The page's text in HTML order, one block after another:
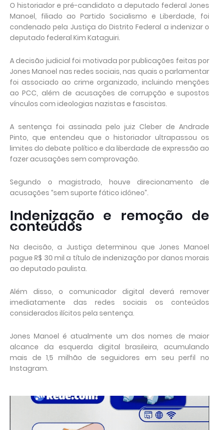
O historiador e pré-candidato a deputado federal Jones
Manoel, filiado aoPartido Socialismo e Liberdade, foi
condenado pela Justiça do Distrito Federal a indenizar o
deputado federal Kim Kataguiri.
A decisão judicial foi motivada por publicações feitas por
Jones Manoel nas redes sociais, nas quais o parlamentar
foi associado ao crime organizado, incluindo menções
ao PCC, além de acusações de corrupção e supostos
vínculos com ideologias nazistas e fascistas.
A sentença foi assinada pelo juiz Cleber de Andrade
Pinto, que entendeu que o historiador ultrapassou os
limites do debate político e da liberdade de expressão ao
fazer acusações sem comprovação.
Segundo o magistrado, houve direcionamento de
acusações “sem suporte fático idôneo”.
Indenização e remoção de
conteúdos
Na decisão, a Justiça determinou que Jones Manoel
pague R$ 30 mil a título de indenização por danos morais
ao deputado paulista.
Além disso, o comunicador digital deverá remover
imediatamente das redes sociais os conteúdos
considerados ilícitos pela sentença.
Jones Manoel é atualmente um dos nomes de maior
alcance da esquerda digital brasileira, acumulando
mais de 1,5 milhão de seguidores em seu perfil no
Instagram.